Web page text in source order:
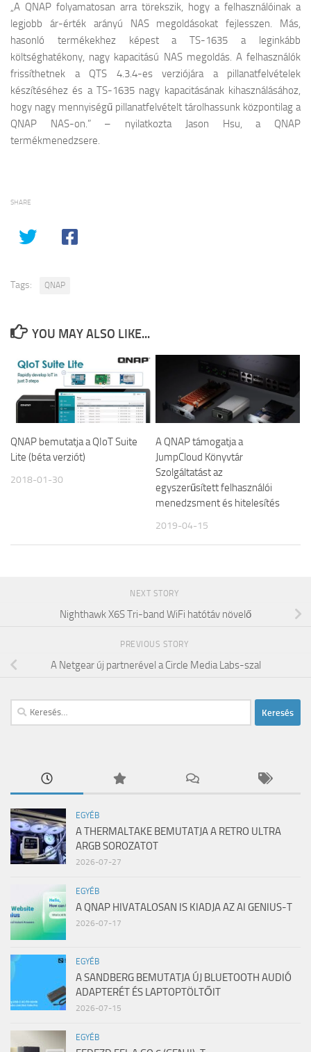
„A QNAP folyamatosan arra törekszik, hogy a felhasználóinak a
legjobb ár-érték arányú NAS megoldásokat fejlesszen. Más,
hasonló termékekhez képest a TS-1635 a leginkább
költséghatékony, nagy kapacitású NAS megoldás. A felhasználók
frissíthetnek a QTS 4.3.4-es verziójára a pillanatfelvételek
készítéséhez és a TS-1635 nagy kapacitásának kihasználásához,
hogy nagy mennyiségű pillanatfelvételt tárolhassunk központilag a
QNAP NAS-on.” – nyilatkozta Jason Hsu, a QNAP
termékmenedzsere.
SHARE
Tags: QNAP
YOU MAY ALSO LIKE...
QNAP bemutatja a QIoT Suite
Lite (béta verziót)
2018-01-30
A QNAP támogatja a
JumpCloud Könyvtár
Szolgáltatást az
egyszerűsített felhasználói
menedzsment és hitelesítés
2019-04-15
NEXT STORY
Nighthawk X6S Tri-band WiFi hatótáv növelő
PREVIOUS STORY
A Netgear új partnerével a Circle Media Labs-szal
Keresés:
EGYÉB
A THERMALTAKE BEMUTATJA A RETRO ULTRA
ARGB SOROZATOT
2026-07-27
EGYÉB
A QNAP HIVATALOSAN IS KIADJA AZ AI GENIUS-T
2026-07-17
EGYÉB
A SANDBERG BEMUTATJA ÚJ BLUETOOTH AUDIÓ
ADAPTERÉT ÉS LAPTOPTÖLTŐIT
2026-07-15
EGYÉB